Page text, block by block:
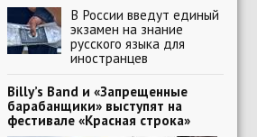
В России введут единый
экзамен на знание
русского языка для
иностранцев
Billy’s Band и «Запрещенные
барабанщики» выступят на
фестивале «Красная строка»